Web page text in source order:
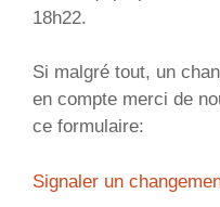
18h22.
Si malgré tout, un
en compte merci de
ce formulaire:
Signaler un